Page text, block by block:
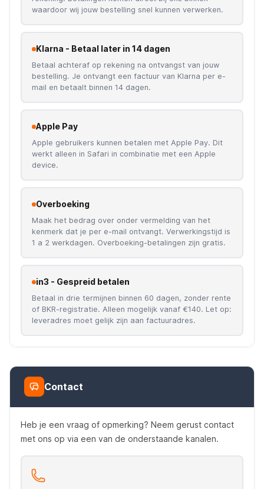
waardoor wij jouw bestelling snel kunnen verwerken.
Klarna - Betaal later in 14 dagen
Betaal achteraf op rekening na ontvangst van jouw
bestelling. Je ontvangt een factuur van Klarna per e-
mail en betaalt binnen 14 dagen.
Apple Pay
Apple gebruikers kunnen betalen met Apple Pay. Dit
werkt alleen in Safari in combinatie met een Apple
device.
Overboeking
Maak het bedrag over onder vermelding van het
kenmerk dat je per e-mail ontvangt. Verwerkingstijd is
1 a 2 werkdagen. Overboeking-betalingen zijn gratis.
in3 - Gespreid betalen
Betaal in drie termijnen binnen 60 dagen, zonder rente
of BKR-registratie. Alleen mogelijk vanaf €140. Let op:
leveradres moet gelijk zijn aan factuuradres.
Contact
Heb je een vraag of opmerking? Neem gerust contact
met ons op via een van de onderstaande kanalen.